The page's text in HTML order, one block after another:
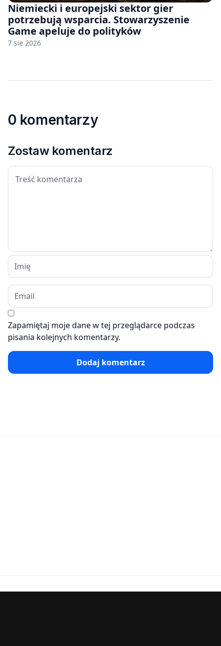
Niemiecki i europejski sektor gier
potrzebują wsparcia. Stowarzyszenie
Game apeluje do polityków
7 sie 2026
0 komentarzy
Zostaw komentarz
Zapamiętaj moje dane w tej przeglądarce podczas
pisania kolejnych komentarzy.
Dodaj komentarz